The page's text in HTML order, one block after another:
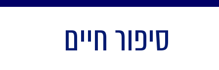
סיפור חיים